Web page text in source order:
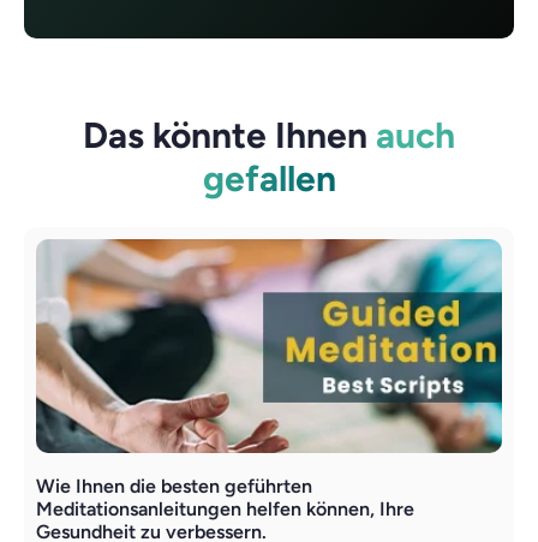
Das könnte Ihnen auch
gefallen
Wie Ihnen die besten geführten
Meditationsanleitungen helfen können, Ihre
Gesundheit zu verbessern.